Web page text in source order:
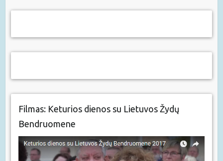
Filmas: Keturios dienos su Lietuvos Žydų
Bendruomene